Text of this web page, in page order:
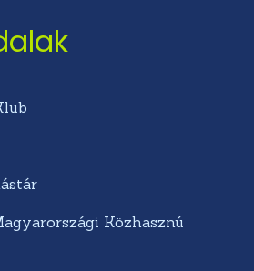
Közhasznú